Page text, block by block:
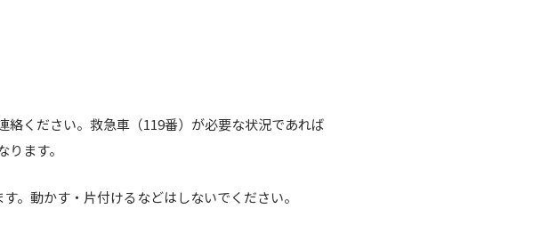
絡ください。救急車（119番）が必要な状況であれば
ます。
。動かす・片付けるなどはしないでください。